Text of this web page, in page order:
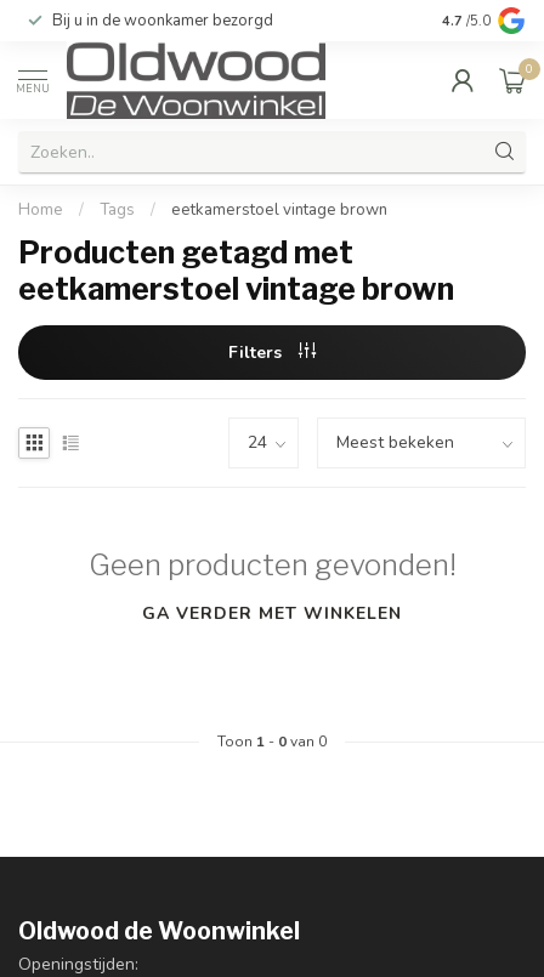
Bij u in de woonkamer bezorgd Kwaliteit &
4.7 /5.0
MENU
0
Home / Tags / eetkamerstoel vintage brown
Producten getagd met
eetkamerstoel vintage brown
Filters
Geen producten gevonden!
GA VERDER MET WINKELEN
Toon 1 - 0van 0
Oldwood de Woonwinkel
Openingstijden: